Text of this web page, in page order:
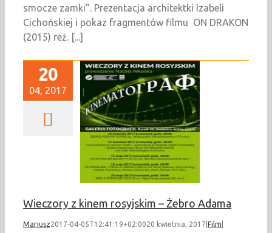
smocze zamki”. Prezentacja architektki Izabeli
Cichońskiej i pokaz fragmentów filmu ON DRAKON
(2015) reż. [...]
20
04, 2017
z kinem
Wieczory z kinem rosyjskim – Żebro Adama
Mariusz2017-04-05T12:41:19+02:0020 kwietnia, 2017 Film